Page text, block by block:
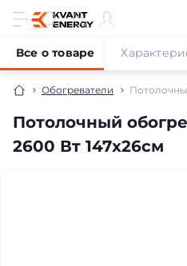
Обогреватели
Потолочный
2600 Вт 147х26см
Все о товаре